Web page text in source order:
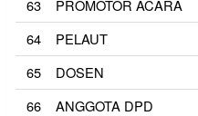
63 PROMOTOR ACARA
64
PELAUT
65
DOSEN
66
ANGGOTA DPD